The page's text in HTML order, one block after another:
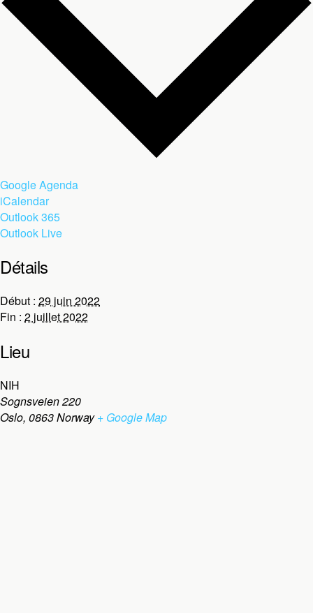
Google Agenda
iCalendar
Outlook 365
Outlook Live
Détails
Début : 29 juin 2022
Fin : 2 juillet 2022
Lieu
NIH
Sognsveien 220
Oslo, 0863Norway + Google Map